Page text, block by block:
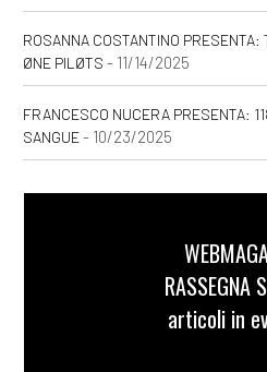
ROSANNA COSTANTINO
ØNE PILØTS - 11/14/2025
FRANCESCO NUCERA PRESENTA:
SANGUE- 10/23/2025
RASSEGNA
articoli in